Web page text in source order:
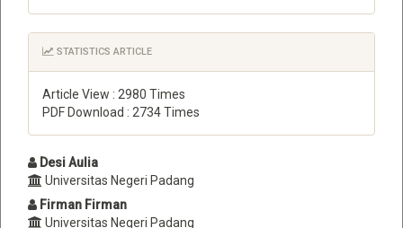
STATISTICS ARTICLE
Article View : 2980 Times
PDF Download : 2734 Times
Main
Article
Desi Aulia
Universitas Negeri Padang
Firman Firman
Universitas Negeri Padang